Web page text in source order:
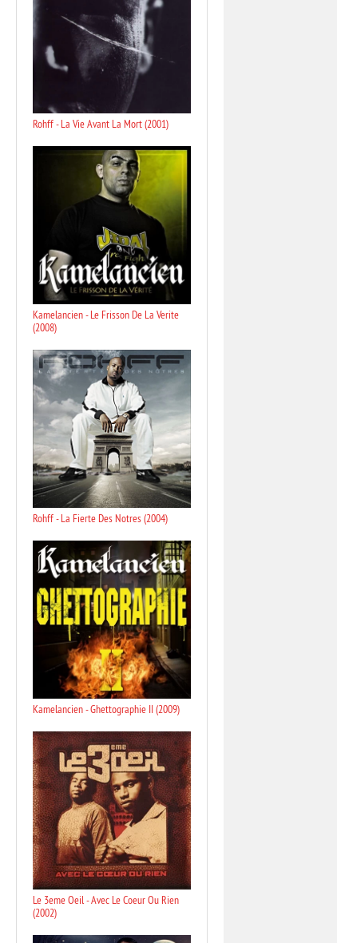
Rohff - La Vie Avant La Mort (2001)
Kamelancien - Le Frisson De La Verite
(2008)
Rohff - La Fierte Des Notres (2004)
Kamelancien - Ghettographie II (2009)
Le 3eme Oeil - Avec Le Coeur Ou Rien
(2002)